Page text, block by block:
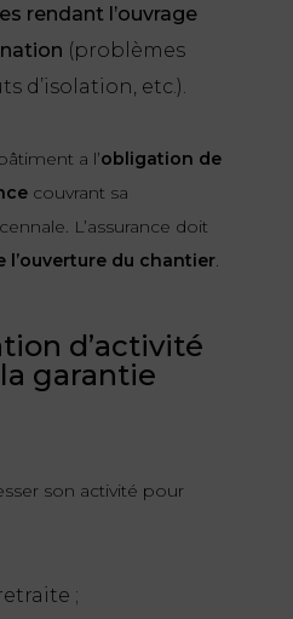
rendant l’ouvrage
(problèmes
d’isolation, etc.).
a l’obligation de
couvrant sa
L’assurance doit
l’ouverture du chantier.
d’activité
garantie
son activité pour
;